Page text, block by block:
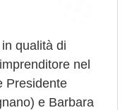
qualità di
nel
Presidente
e Barbara